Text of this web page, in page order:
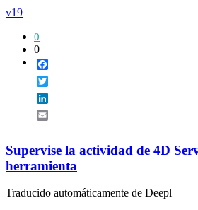
v19
0
0
Supervise la actividad de 4D
herramienta
Traducido automáticamente de Deepl